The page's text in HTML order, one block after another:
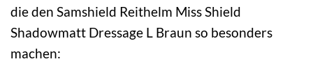
die den Samshield Reithelm Miss Shield
Shadowmatt Dressage L Braun so besonders
machen: